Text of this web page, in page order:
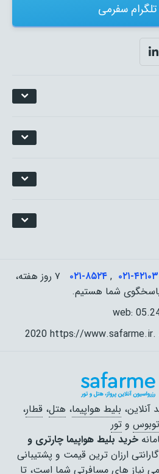
تلگرام سفرمی
۰۲۱-۴٢١٠٣ ,۰۲۱-۸۵۲۴
۷ روز هفته،
web:
2020 https://www.safarme.ir.
بلیط هواپیما، هتل، قطار،
و تور
خرید بلیط هواپیما چارتری و
گارانتی ارزان ترین قیمت و پشتیبانی
نیاز های مسافرتی شما است، تا